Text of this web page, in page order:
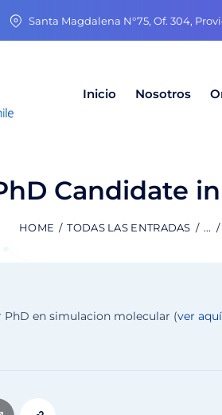
Santa Magdalena N°75, Of. 304,
Inicio Nosotros
Candidate
HOME TODAS LAS ENTRADAS ...
PhD en simulacion molecular (ver aquí